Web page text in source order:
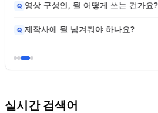
Q 영상 구성안, 뭘 어떻게 쓰는 건가요?
Q 제작사에 뭘 넘겨줘야 하나요?
실시간 검색어